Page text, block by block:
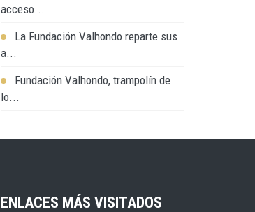
acceso...
La Fundación Valhondo reparte sus
a...
Fundación Valhondo, trampolín de
lo...
ENLACES MÁS VISITADOS